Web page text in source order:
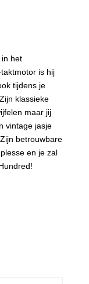
in het
is hij
tijdens je
klassieke
maar jij
vintage jasje
betrouwbare
en je zal